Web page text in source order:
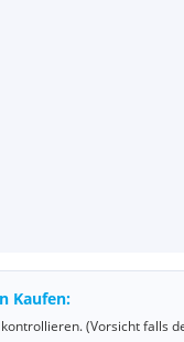
Kaufen:
(Vorsicht falls